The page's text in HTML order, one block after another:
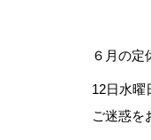
６月の定
12日水曜
ご迷惑を